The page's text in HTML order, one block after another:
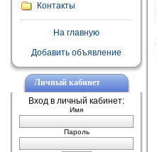
Контакты
На главную
Добавить объявление
Личный кабинет
Вход в личный кабинет:
Имя
Пароль